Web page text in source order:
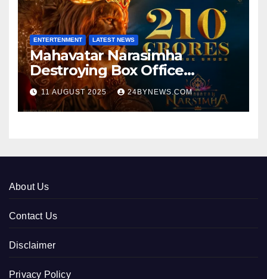
ENTERTENMENT LATEST NEWS
Mahavatar Narasimha
Destroying Box Office
collections 300cr World wide
11 AUGUST 2025 24BYNEWS.COM
About Us
Contact Us
Disclaimer
Privacy Policy